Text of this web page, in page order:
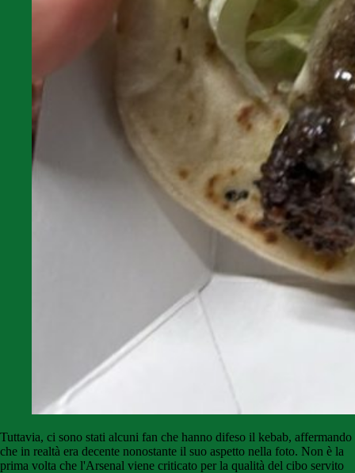
Tuttavia, ci sono stati alcuni fan che hanno difeso il kebab, affermando
che in realtà era decente nonostante il suo aspetto nella foto. Non è la
prima volta che l'Arsenal viene criticato per la qualità del cibo servito